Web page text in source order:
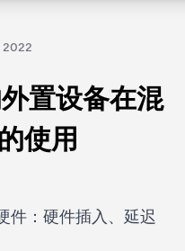
2022
置设备在混
使用
件：硬件插入、延迟